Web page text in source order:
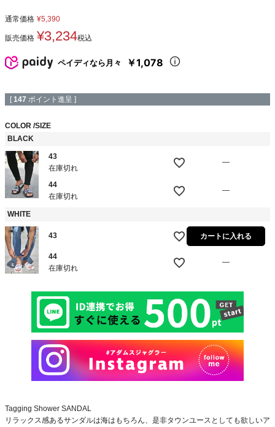
通常価格 ¥5,390
販売価格 ¥3,234税込
ペイディなら月々 ￥1,078
[ 147 ポイント進呈 ]
COLOR SIZE
BLACK
43
在庫切れ
—
44
在庫切れ
—
WHITE
43 カートに入れる
44
在庫切れ
—
Tagging Shower SANDAL
リラックス感あるサンダルは海はもちろん、是非タウンユースとしても欲しいア